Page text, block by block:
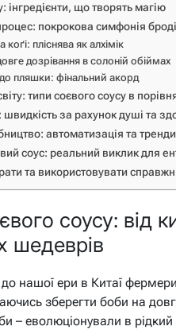
інгредієнти, що творять магію
покрокова симфонія
коґі: пліснява як алхімік
дозрівання в солоній обіймах
до пляшки: фінальний акорд
типи соєвого соусу в
швидкість за рахунок душі та
автоматизація та тренди
соус: реальний виклик для
та використовувати
соусу: від
шедеврів
до нашої ери в Китаї
зберегти боби на
– еволюціонували в рідкий